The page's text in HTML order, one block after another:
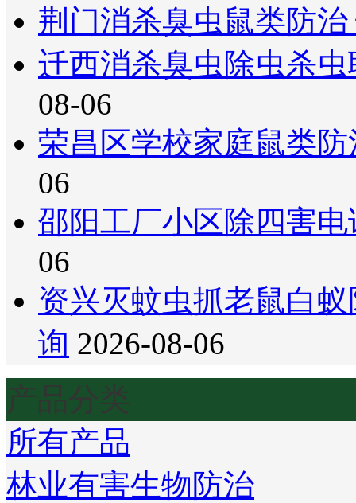
荆门消杀臭虫鼠类防
迁西消杀臭虫除虫杀
08-06
荣昌区学校家庭鼠类
06
邵阳工厂小区除四害
06
资兴灭蚊虫抓老鼠白
询 2026-08-06
产品分类
所有产品
林业有害生物防治